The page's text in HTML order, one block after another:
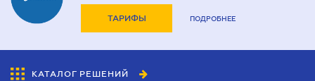
ТАРИФЫ ПОДРОБНЕЕ
КАТАЛОГ РЕШЕНИЙ